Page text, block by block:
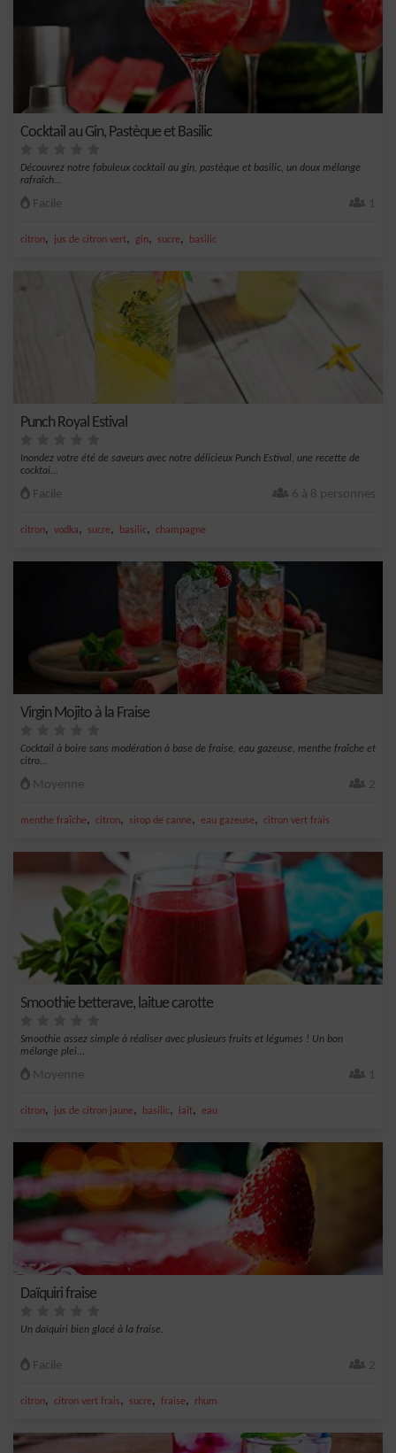
Cocktail au Gin, Pastèque et Basilic
Découvrez notre fabuleux cocktail au gin, pastèque et basilic, un doux mélange
rafraîch...
Facile 1
citron, jus de citron vert, gin, sucre, basilic
Punch Royal Estival
Inondez votre été de saveurs avec notre délicieux Punch Estival, une recette de
cocktai...
Facile 6 à 8 personnes
citron, vodka, sucre, basilic, champagne
Virgin Mojito à la Fraise
Cocktail à boire sans modération à base de fraise, eau gazeuse, menthe fraîche et
citro...
Moyenne 2
menthe fraîche, citron, sirop de canne, eau gazeuse, citron vert frais
Smoothie betterave, laitue carotte
Smoothie assez simple à réaliser avec plusieurs fruits et légumes ! Un bon
mélange plei...
Moyenne 1
citron, jus de citron jaune, basilic, lait, eau
Daïquiri fraise
Un daïquiri bien glacé à la fraise.
Facile 2
citron, citron vert frais, sucre, fraise, rhum